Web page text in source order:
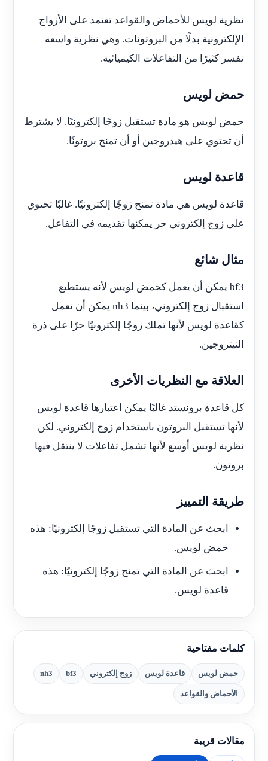
نظرية لويس للأحماض والقواعد تعتمد على الأزواج
الإلكترونية بدلًا من البروتونات. وهي نظرية واسعة
تفسر كثيرًا من التفاعلات الكيميائية.
حمض لويس
حمض لويس هو مادة تستقبل زوجًا إلكترونيًا. لا يشترط
أن تحتوي على هيدروجين أو أن تمنح بروتونًا.
قاعدة لويس
قاعدة لويس هي مادة تمنح زوجًا إلكترونيًا. غالبًا تحتوي
على زوج إلكتروني حر يمكنها تقديمه في التفاعل.
مثال شائع
bf3 يمكن أن يعمل كحمض لويس لأنه يستطيع
استقبال زوج إلكتروني، بينما nh3 يمكن أن تعمل
كقاعدة لويس لأنها تملك زوجًا إلكترونيًا حرًا على ذرة
النيتروجين.
العلاقة مع النظريات الأخرى
كل قاعدة برونستد غالبًا يمكن اعتبارها قاعدة لويس
لأنها تستقبل البروتون باستخدام زوج إلكتروني. لكن
نظرية لويس أوسع لأنها تشمل تفاعلات لا ينتقل فيها
بروتون.
طريقة التمييز
ابحث عن المادة التي تستقبل زوجًا إلكترونيًا: هذه
حمض لويس.
ابحث عن المادة التي تمنح زوجًا إلكترونيًا: هذه
قاعدة لويس.
كلمات مفتاحية
حمض لويس قاعدة لويس زوج إلكتروني bf3
nh3
الأحماض والقواعد
مقالات قريبة